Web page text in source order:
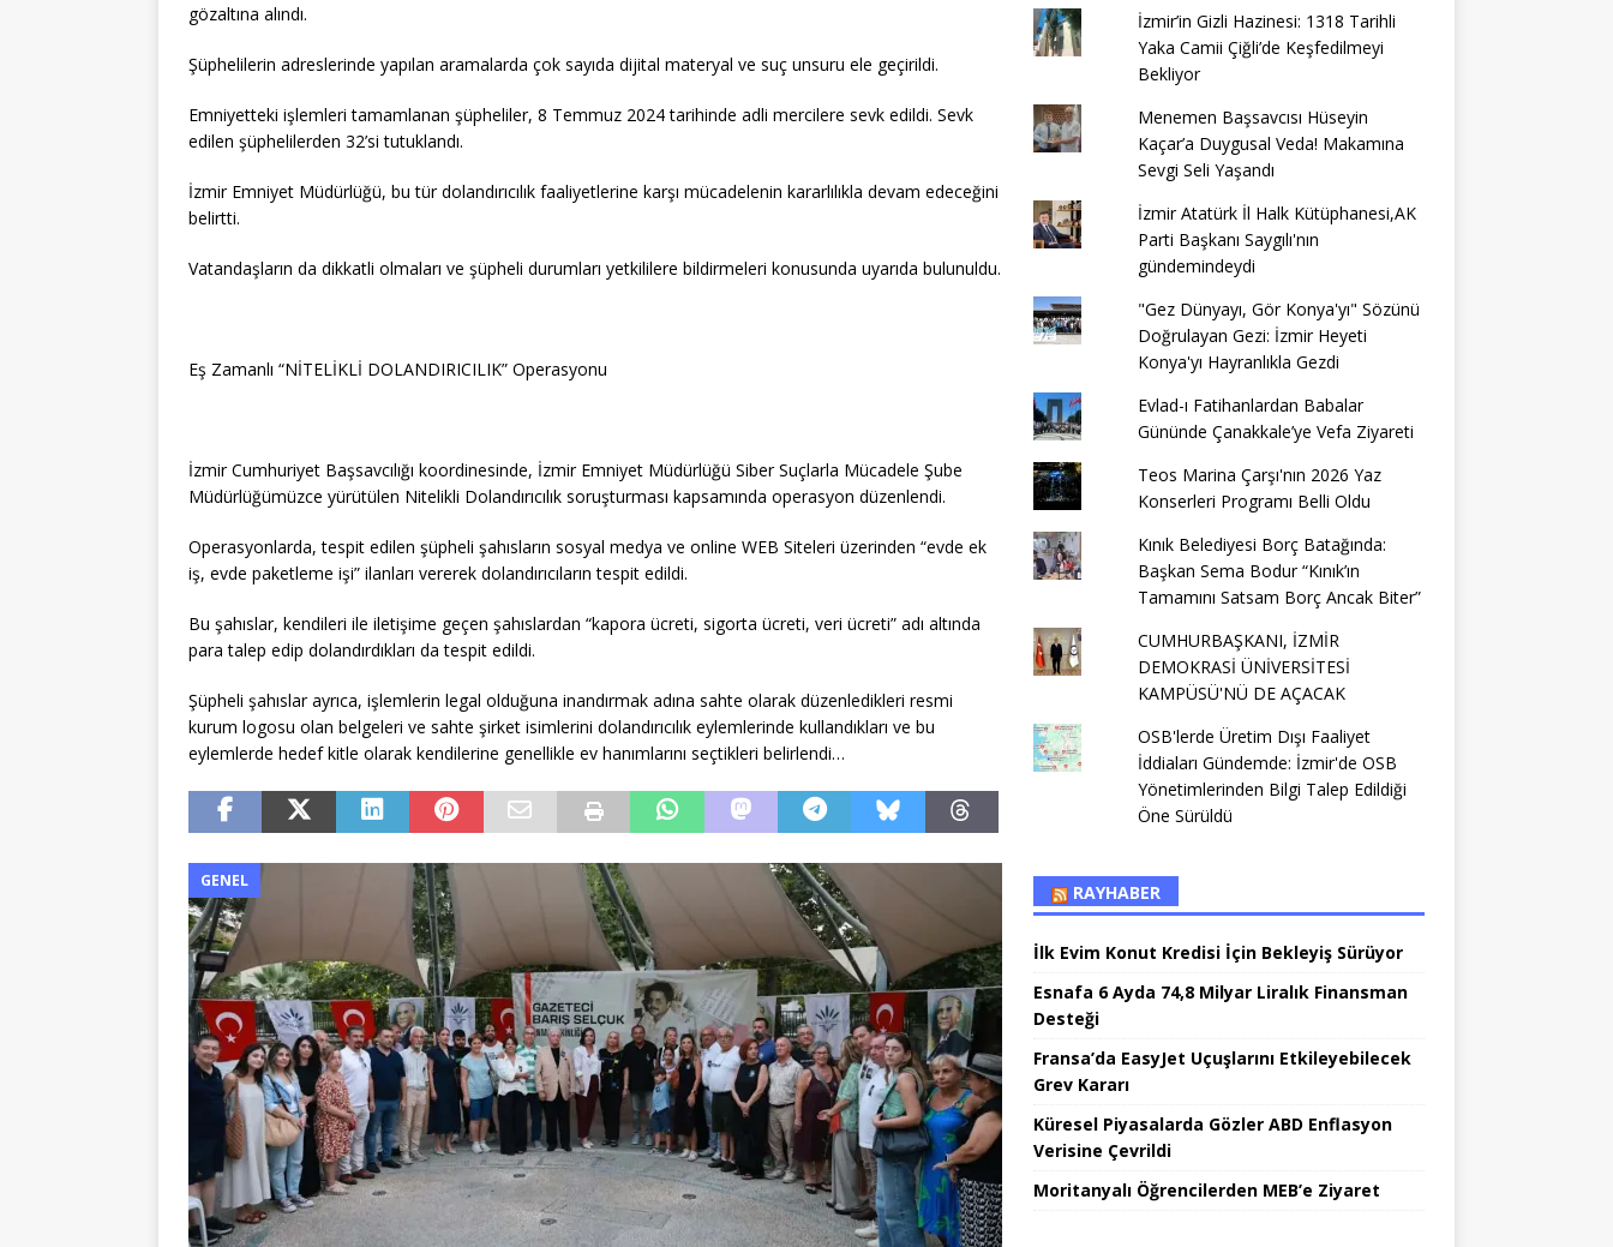
gözaltına alındı.
Şüphelilerin adreslerinde yapılan aramalarda çok sayıda dijital materyal ve suç unsuru ele geçirildi.
Emniyetteki işlemleri tamamlanan şüpheliler, 8 Temmuz 2024 tarihinde adli mercilere sevk edildi. Sevk
edilen şüphelilerden 32’si tutuklandı.
İzmir Emniyet Müdürlüğü, bu tür dolandırıcılık faaliyetlerine karşı mücadelenin kararlılıkla devam edeceğini
belirtti.
Vatandaşların da dikkatli olmaları ve şüpheli durumları yetkililere bildirmeleri konusunda uyarıda bulunuldu.
Eş Zamanlı “NİTELİKLİ DOLANDIRICILIK” Operasyonu
İzmir Cumhuriyet Başsavcılığı koordinesinde, İzmir Emniyet Müdürlüğü Siber Suçlarla Mücadele Şube
Müdürlüğümüzce yürütülen Nitelikli Dolandırıcılık soruşturması kapsamında operasyon düzenlendi.
Operasyonlarda, tespit edilen şüpheli şahısların sosyal medya ve online WEB Siteleri üzerinden “evde ek
iş, evde paketleme işi” ilanları vererek dolandırıcıların tespit edildi.
Bu şahıslar, kendileri ile iletişime geçen şahıslardan “kapora ücreti, sigorta ücreti, veri ücreti” adı altında
para talep edip dolandırdıkları da tespit edildi.
Şüpheli şahıslar ayrıca, işlemlerin legal olduğuna inandırmak adına sahte olarak düzenledikleri resmi
kurum logosu olan belgeleri ve sahte şirket isimlerini dolandırıcılık eylemlerinde kullandıkları ve bu
eylemlerde hedef kitle olarak kendilerine genellikle ev hanımlarını seçtikleri belirlendi…
GENEL
İzmir’in Gizli Hazinesi: 1318 Tarihli
Yaka Camii Çiğli’de Keşfedilmeyi
Bekliyor
Menemen Başsavcısı Hüseyin
Kaçar’a Duygusal Veda! Makamına
Sevgi Seli Yaşandı
İzmir Atatürk İl Halk Kütüphanesi,AK
Parti Başkanı Saygılı'nın
gündemindeydi
"Gez Dünyayı, Gör Konya'yı" Sözünü
Doğrulayan Gezi: İzmir Heyeti
Konya'yı Hayranlıkla Gezdi
Evlad-ı Fatihanlardan Babalar
Gününde Çanakkale’ye Vefa Ziyareti
Teos Marina Çarşı'nın 2026 Yaz
Konserleri Programı Belli Oldu
Kınık Belediyesi Borç Batağında:
Başkan Sema Bodur “Kınık’ın
Tamamını Satsam Borç Ancak Biter”
CUMHURBAŞKANI, İZMİR
DEMOKRASİ ÜNİVERSİTESİ
KAMPÜSÜ'NÜ DE AÇACAK
OSB'lerde Üretim Dışı Faaliyet
İddiaları Gündemde: İzmir'de OSB
Yönetimlerinden Bilgi Talep Edildiği
Öne Sürüldü
RAYHABER
İlk Evim Konut Kredisi İçin Bekleyiş Sürüyor
Esnafa 6 Ayda 74,8 Milyar Liralık Finansman
Desteği
Fransa’da EasyJet Uçuşlarını Etkileyebilecek
Grev Kararı
Küresel Piyasalarda Gözler ABD Enflasyon
Verisine Çevrildi
Moritanyalı Öğrencilerden MEB’e Ziyaret